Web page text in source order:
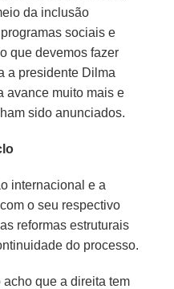
da inclusão
sociais e
que devemos fazer
a presidente Dilma
avance muito mais e
sido anunciados.
internacional e a
o seu respectivo
reformas estruturais
do processo.
que a direita tem